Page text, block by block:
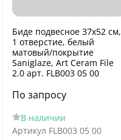
Биде подвесное 37х52 см,
1 отверстие, белый
матовый/покрытие
Saniglaze, Art Ceram File
2.0 арт. FLB003 05 00
По запросу
В наличии
Артикул FLB003 05 00